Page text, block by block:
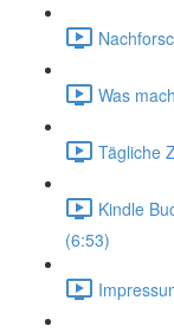
Was
Tägliche
Kindle
(6:53)